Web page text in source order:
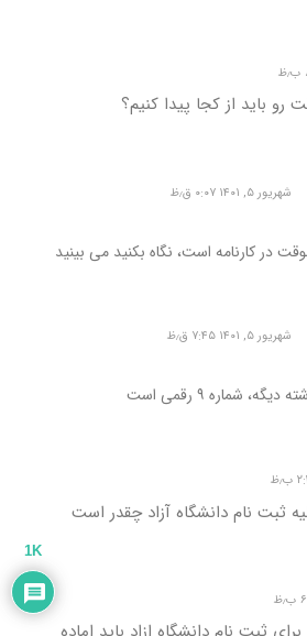
باید از کجا پیدا کنیم؟
شهریور ۵, ۱۴۰۱ ۰:۰۷ ق٫ظ
در کارنامه است، نگاه بکنید می بینید
شهریور ۵, ۱۴۰۱ ۷:۴۵ ق٫ظ
شماره ۹ رقمی است
ثبت نام دانشگاه آزاد چقدر است
1K